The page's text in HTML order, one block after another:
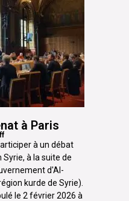
à Paris
à un débat
à la suite de
d'Al-
kurde de Syrie).
le 2 février 2026 à